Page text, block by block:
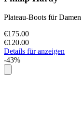
Plateau-Boots für
€175.00
€120.00
Details für anzeigen
-43%